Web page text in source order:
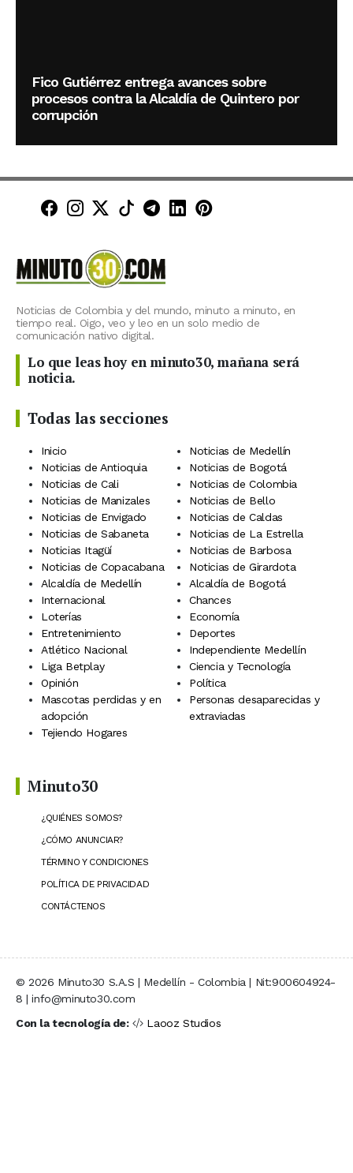
Fico Gutiérrez entrega avances sobre
procesos contra la Alcaldía de Quintero por
corrupción
Minuto30 en Facebook
Minuto30 en Instagram
Minuto30 en X (Twitter)
Minuto30 en TikTok
Canal de Minuto30 en
Minuto30 en LinkedIn
Minuto30 en
Noticias de Colombia y del mundo, minuto a minuto, en
tiempo real. Oigo, veo y leo en un solo medio de
comunicación nativo digital.
Lo que leas hoy en minuto30, mañana será
noticia.
Todas las secciones
Inicio
Noticias de Medellín
Noticias de Antioquia
Noticias de Bogotá
Noticias de Cali
Noticias de Colombia
Noticias de Manizales
Noticias de Bello
Noticias de Envigado
Noticias de Caldas
Noticias de Sabaneta
Noticias de La Estrella
Noticias Itagüí
Noticias de Barbosa
Noticias de Copacabana
Noticias de Girardota
Alcaldía de Medellín
Alcaldía de Bogotá
Internacional
Chances
Loterías
Economía
Entretenimiento
Deportes
Atlético Nacional
Independiente Medellín
Liga Betplay
Ciencia y Tecnología
Opinión
Política
Mascotas perdidas y en
adopción
Personas desaparecidas y
extraviadas
Tejiendo Hogares
Minuto30
¿QUIÉNES SOMOS?
¿CÓMO ANUNCIAR?
TÉRMINO Y CONDICIONES
POLÍTICA DE PRIVACIDAD
CONTÁCTENOS
© 2026 Minuto30 S.A.S | Medellín - Colombia | Nit:900604924-
8 | info@minuto30.com
Con la tecnología de:
Laooz Studios